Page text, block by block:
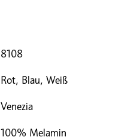
8108
Rot, Blau, Weiß
Venezia
100% Melamin